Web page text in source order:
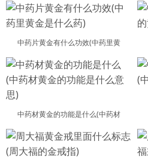
中药片黄金有什么功效(中药里黄
中药材黄金的功能是什么(中药材